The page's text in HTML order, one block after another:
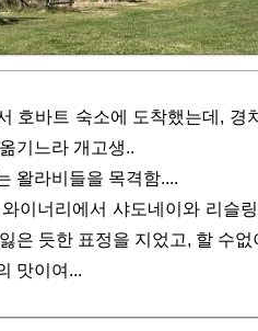
호바트 숙소에 도착했는데, 경
기느라 개고생..
왈라비들을 목격함....
이너리에서 샤도네이와 리슬
은 듯한 표정을 지었고, 할 수
맛이여...